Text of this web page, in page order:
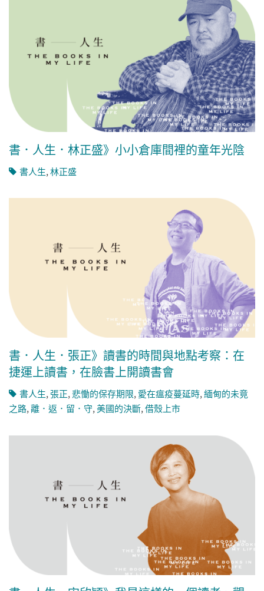
書．人生．林正盛》小小倉庫間裡的童年光陰
書人生,林正盛
書．人生．張正》讀書的時間與地點考察：在
捷運上讀書，在臉書上開讀書會
書人生,張正,悲慟的保存期限,愛在瘟疫蔓延時,緬甸的未竟
之路,離．返．留．守,美國的決斷,借殼上市